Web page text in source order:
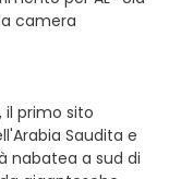
camera
il primo sito
Saudita e
nabatea a sud di